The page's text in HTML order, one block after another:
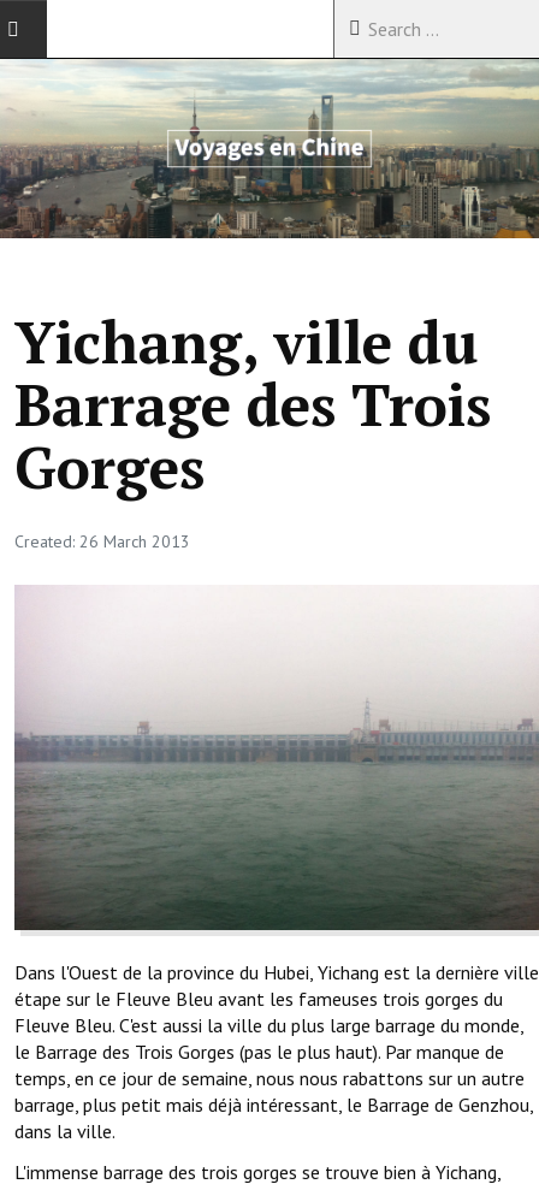
ACCUEIL
VOYAGES EN CHINE
VOYAGES EN ASIE
Yichang, ville du
Barrage des Trois
Gorges
Created: 26 March 2013
Dans l'Ouest de la province du Hubei, Yichang est la dernière ville
étape sur le Fleuve Bleu avant les fameuses trois gorges du
Fleuve Bleu. C'est aussi la ville du plus large barrage du monde,
le Barrage des Trois Gorges (pas le plus haut). Par manque de
temps, en ce jour de semaine, nous nous rabattons sur un autre
barrage, plus petit mais déjà intéressant, le Barrage de Genzhou,
dans la ville.
L'immense barrage des trois gorges se trouve bien à Yichang,